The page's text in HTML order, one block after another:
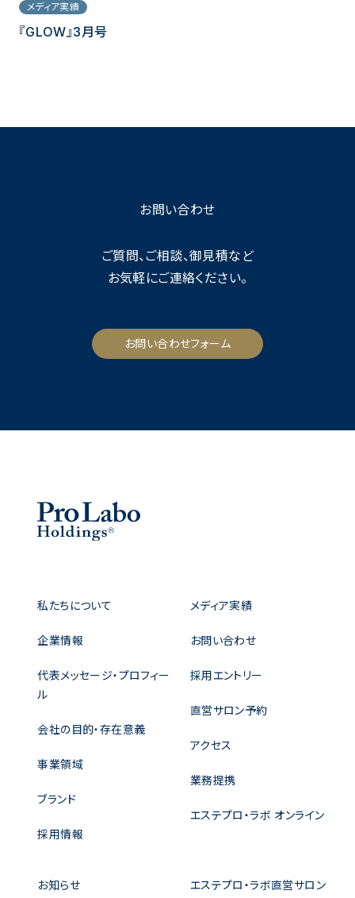
メディア実績
『GLOW』3月号
お問い合わせ
ご質問、ご相談、御見積など
お気軽にご連絡ください。
お問い合わせフォーム
私たちについて
企業情報
代表メッセージ・プロフィー
ル
会社の目的・存在意義
事業領域
ブランド
採用情報
メディア実績
お問い合わせ
採用エントリー
直営サロン予約
アクセス
業務提携
エステプロ・ラボ オンライン
お知らせ エステプロ・ラボ直営サロン